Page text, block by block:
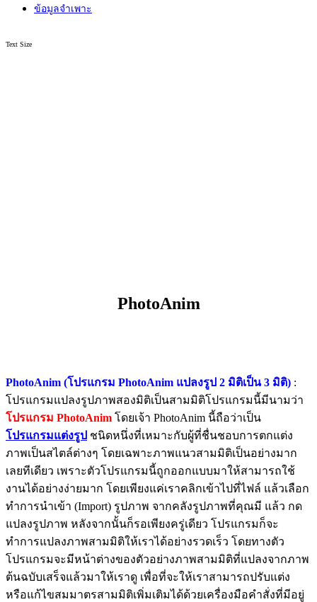
ข้อมูลจำเพาะ
Text Size
PhotoAnim
PhotoAnim (โปรแกรม PhotoAnim แปลงรูป 2 มิติเป็น 3 มิติ) :
โปรแกรมแปลงรูปภาพสองมิติเป็นสามมิติโปรแกรมนี้มีนามว่า
โปรแกรม PhotoAnim โดยเจ้า PhotoAnim นี้ถือว่าเป็น
โปรแกรมแต่งรูป ชนิดหนึ่งที่เหมาะกับผู้ที่ชื่นชอบการตกแต่ง
ภาพเป็นสไตล์ต่างๆ โดยเฉพาะภาพแนวสามมิติเป็นอย่างมาก
เลยทีเดียว เพราะตัวโปรแกรมนี้ถูกออกแบบมาให้สามารถใช้
งานได้อย่างง่ายมาก โดยเพียงแค่เราคลิกเข้าไปที่ไฟล์ แล้วเลือก
ทำการนำเข้า (Import) รูปภาพ จากคลังรูปภาพที่คุณมี แล้ว กด
แปลงรูปภาพ หลังจากนั้นก็รอเพียงครู่เดียว โปรแกรมก็จะ
ทำการแปลงภาพสามมิติให้เราได้อย่างรวดเร็ว โดยทางตัว
โปรแกรมจะมีหน้าต่างของตัวอย่างภาพสามมิติที่แปลงจากภาพ
ต้นฉบับเสร็จแล้วมาให้เราดู เพื่อที่จะให้เราสามารถปรับแต่ง
หรือแก้ไขสมมาตรสามมิติเพิ่มเติมได้ด้วยเครื่องมือคำสั่งที่มีอยู่